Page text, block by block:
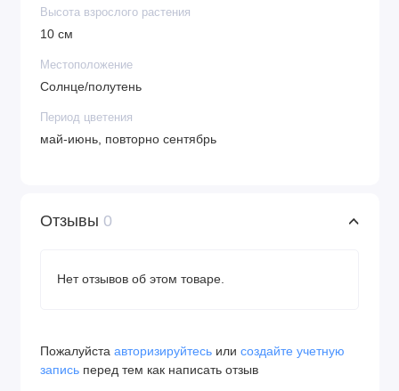
света не цветёт, слабеет и может погибнуть.
Рекомендуется для альпийских горок, каменистых
террас, в миксбордеры, посадок в щелях между
камнями, на подпорных стенках или между плитами
Высота взрослого растения
10 см
Местоположение
Солнце/полутень
Период цветения
май-июнь, повторно сентябрь
Отзывы 0
Нет отзывов об этом товаре.
Пожалуйста авторизируйтесь или создайте учетную
запись перед тем как написать отзыв